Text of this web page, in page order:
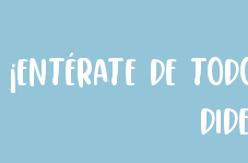
¡Entérate de